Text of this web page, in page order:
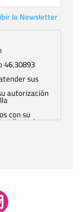
la Newsletter
46,30893
sus
autorización
con su
la
de
podrá
No se
en la